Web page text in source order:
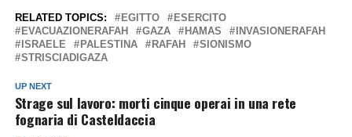
RELATED TOPICS: EGITTO
ESERCITO
EVACUAZIONERAFAH
GAZA HAMAS
INVASIONERAFAH
ISRAELE
PALESTINA RAFAH
SIONISMO
STRISCIADIGAZA
UP NEXT
Strage sul lavoro: morti cinque operai in una rete
fognaria di Casteldaccia